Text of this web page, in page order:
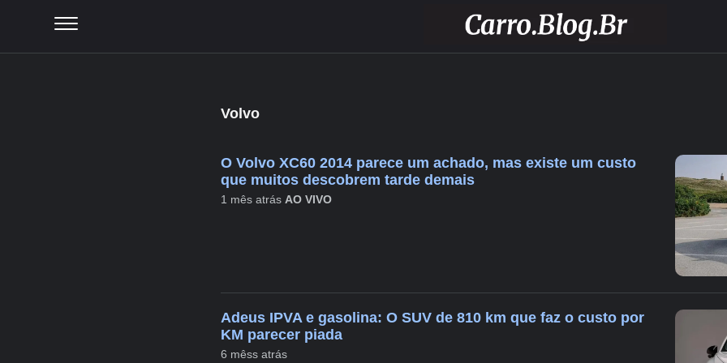
Volvo
O Volvo XC60 2014 parece um achado, mas existe um custo
que muitos descobrem tarde demais
1 mês atrás AO VIVO
Adeus IPVA e gasolina: O SUV de 810 km que faz o custo por
KM parecer piada
6 mêss atrás